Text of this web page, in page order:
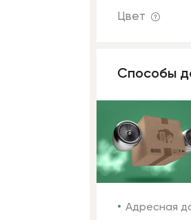
Цвет
Способы
Адресная